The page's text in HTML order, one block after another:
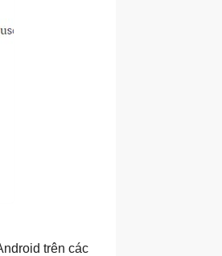
trên các